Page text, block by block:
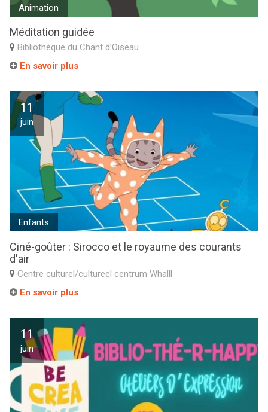
Animation
Méditation guidée
Bibliothèque du Chant d’Oiseau
En savoir plus
11
juin
Enfants
Ciné-goûter : Sirocco et le royaume des courants
d'air
Centre culturel/cultureel centrum Whalll
En savoir plus
11
juin